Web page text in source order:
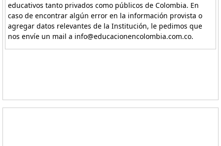
educativos tanto privados como públicos de Colombia. En
caso de encontrar algún error en la información provista o
agregar datos relevantes de la Institución, le pedimos que
nos envíe un mail a info@educacionencolombia.com.co.